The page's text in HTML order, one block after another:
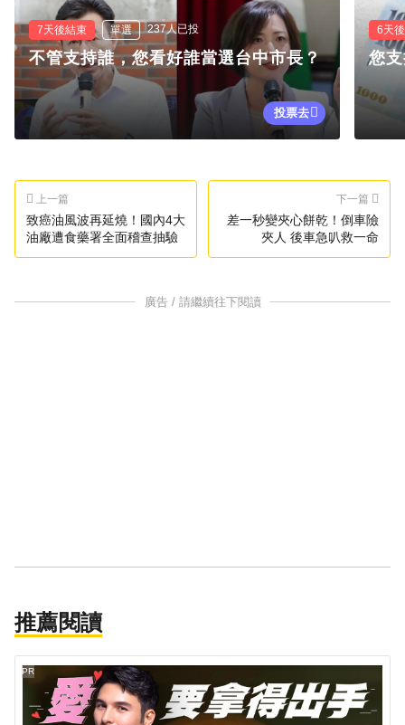
7天後結束 單選 237人已投
不管支持誰，您看好誰當選台中市長？
投票去
6天
您
上一篇
致癌油風波再延燒！國內4大
油廠遭食藥署全面稽查抽驗
下一篇
差一秒變夾心餅乾！倒車險
夾人 後車急叭救一命
廣告 / 請繼續往下閱讀
推薦閱讀
PR